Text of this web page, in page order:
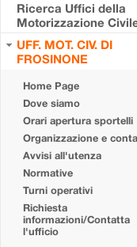
Ricerca Uffici della
Motorizzazione
UFF. MOT. CIV. DI
FROSINONE
Home Page
Dove siamo
Orari apertura sportelli
Organizzazione e
Avvisi all'utenza
Normative
Turni operativi
Richiesta
informazioni/Contatta
l'ufficio